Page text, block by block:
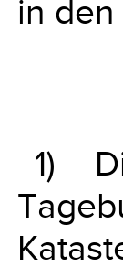
in
1)